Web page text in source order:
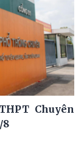
Chuyên
8